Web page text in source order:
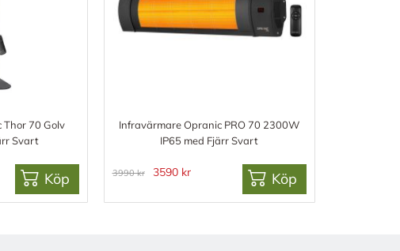
70 Golv
Svart
Köp
Infravärmare Opranic PRO 70 2300W
IP65 med Fjärr Svart
3990 kr 3590 kr Köp